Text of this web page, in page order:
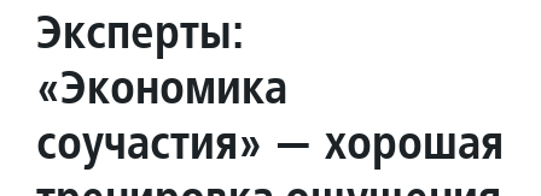
Эксперты:
«Экономика
соучастия» — хорошая